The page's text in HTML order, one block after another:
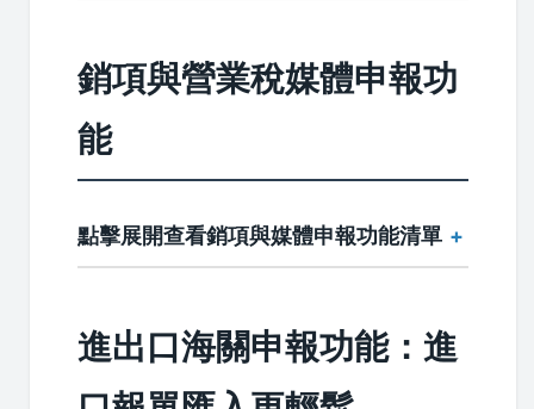
銷項與營業稅媒體申報功
能
點擊展開查看銷項與媒體申報功能清單
進出口海關申報功能：進